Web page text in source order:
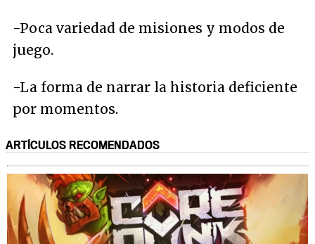
-Poca variedad de misiones y modos de
juego.
-La forma de narrar la historia deficiente
por momentos.
ARTÍCULOS RECOMENDADOS